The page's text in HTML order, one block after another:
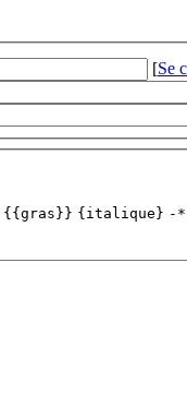
[Se
{{gras}} {italique} -